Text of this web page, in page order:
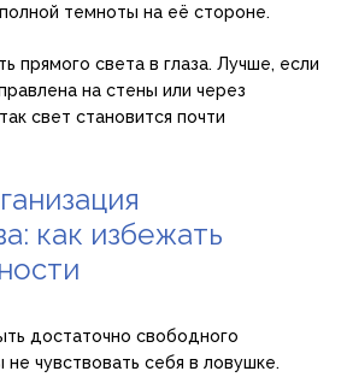
темноты на её стороне.
прямого света в глаза. Лучше, если
на стены или через
свет становится почти
как избежать
достаточно свободного
не чувствовать себя в ловушке.